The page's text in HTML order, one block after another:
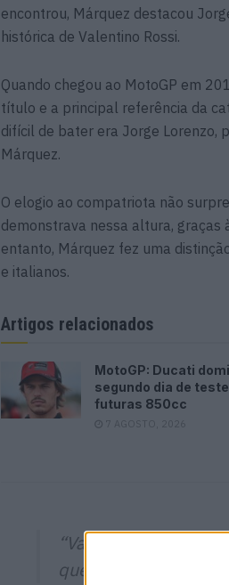
encontrou, Márquez destacou
histórica de Valentino Rossi.
Quando chegou ao MotoGP em
título e a principal referência da
difícil de bater era Jorge Lorenzo,
Márquez.
O elogio ao compatriota não
demonstrava nessa altura, graças
entanto, Márquez fez uma
e italianos.
Artigos relacionados
MotoGP: Ducati
segundo dia de
futuras 850cc
7 AGOSTO, 2026
“Valentino também
que, no geral, ele foi